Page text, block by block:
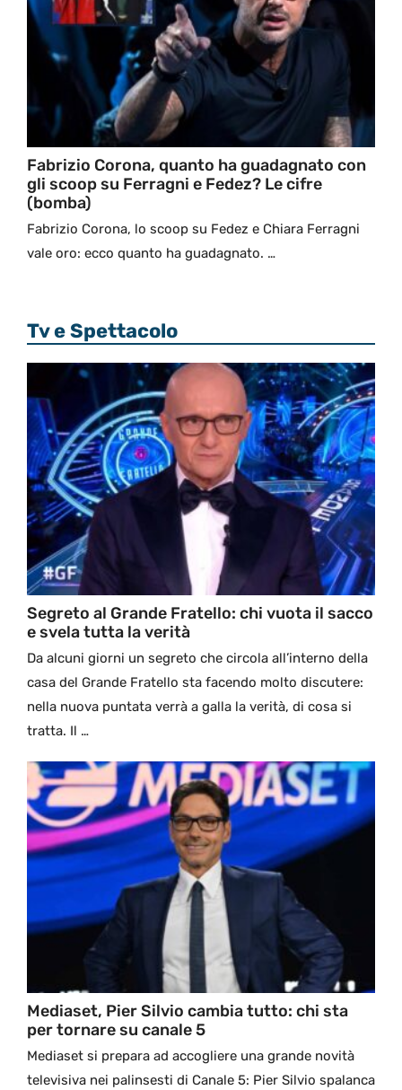
Fabrizio Corona, quanto ha guadagnato con
gli scoop su Ferragni e Fedez? Le cifre
(bomba)
Fabrizio Corona, lo scoop su Fedez e Chiara Ferragni
vale oro: ecco quanto ha guadagnato. …
Tv e Spettacolo
Segreto al Grande Fratello: chi vuota il sacco
e svela tutta la verità
Da alcuni giorni un segreto che circola all’interno della
casa del Grande Fratello sta facendo molto discutere:
nella nuova puntata verrà a galla la verità, di cosa si
tratta. Il …
Mediaset, Pier Silvio cambia tutto: chi sta
per tornare su canale 5
Mediaset si prepara ad accogliere una grande novità
televisiva nei palinsesti di Canale 5: Pier Silvio spalanca